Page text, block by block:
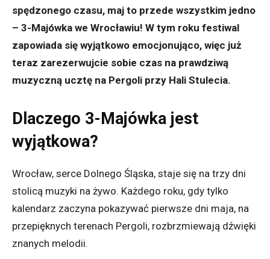
spędzonego czasu, maj to przede wszystkim jedno
– 3-Majówka we Wrocławiu! W tym roku festiwal
zapowiada się wyjątkowo emocjonująco, więc już
teraz zarezerwujcie sobie czas na prawdziwą
muzyczną ucztę na Pergoli przy Hali Stulecia.
Dlaczego 3-Majówka jest
wyjątkowa?
Wrocław, serce Dolnego Śląska, staje się na trzy dni
stolicą muzyki na żywo. Każdego roku, gdy tylko
kalendarz zaczyna pokazywać pierwsze dni maja, na
przepięknych terenach Pergoli, rozbrzmiewają dźwięki
znanych melodii.